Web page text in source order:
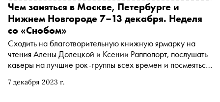
7 декабря 2023 г.
Чем заняться в Москве, Петербурге и
Нижнем Новгороде 7–13 декабря. Неделя
со «Снобом»
Сходить на благотворительную книжную ярмарку на
чтения Алены Долецкой и Ксении Раппопорт, послушать
каверы на лучшие рок-группы всех времен и посмеяться
заняться и куда сходить на ближайшей неделе